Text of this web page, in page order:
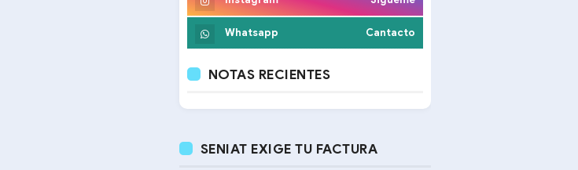
Whatsapp Cantacto
NOTAS RECIENTES
SENIAT EXIGE TU FACTURA